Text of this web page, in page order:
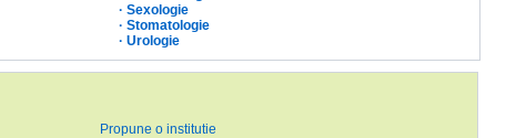
· Sexologie
· Stomatologie
· Urologie
Propune o institutie